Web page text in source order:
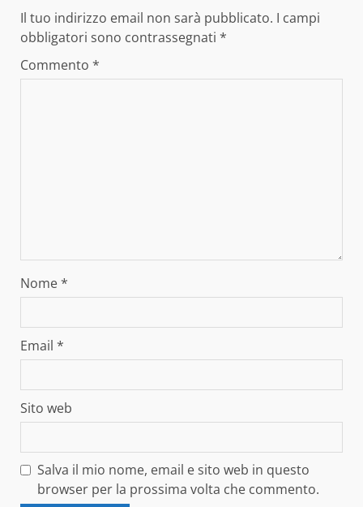
Il tuo indirizzo email non sarà pubblicato. I campi
obbligatori sono contrassegnati *
Commento *
Nome*
Email *
Sito web
Salva il mio nome, email e sito web in questo
browser per la prossima volta che commento.